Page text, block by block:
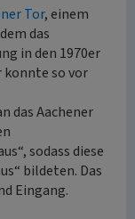
Tor, einem
das
in den 1970er
so vor
das Aachener
sodass diese
bildeten. Das
Eingang.